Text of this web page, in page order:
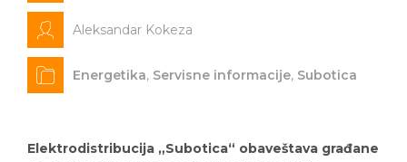
Aleksandar Kokeza
Energetika, Servisne informacije, Subotica
Elektrodistribucija „Subotica“ obaveštava građane